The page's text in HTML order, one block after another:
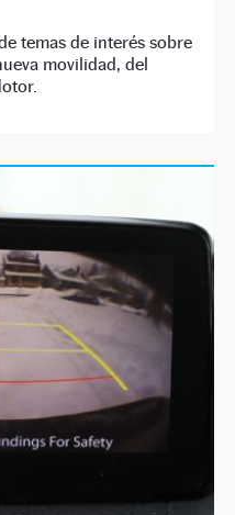
temas de interés sobre
movilidad, del